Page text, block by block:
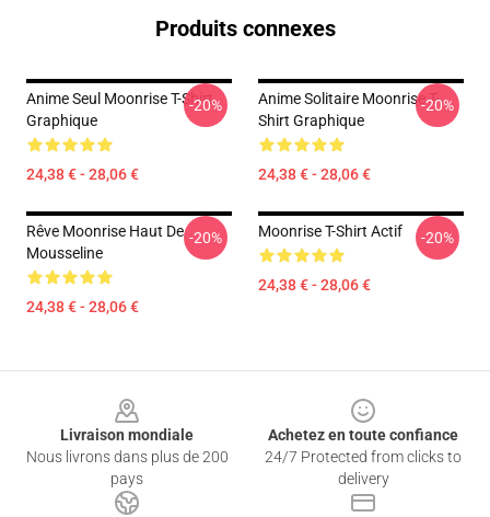
Produits connexes
Anime Seul Moonrise T-Shirt
Graphique
24,38 € - 28,06 €
-20%
Anime Solitaire Moonrise T-
Shirt Graphique
24,38 € - 28,06 €
-20%
Rêve Moonrise Haut De
Mousseline
24,38 € - 28,06 €
-20% Moonrise T-Shirt Actif
24,38 € - 28,06 €
-20%
Livraison mondiale
Nous livrons dans plus de 200
pays
Achetez en toute confiance
24/7 Protected from clicks to
delivery